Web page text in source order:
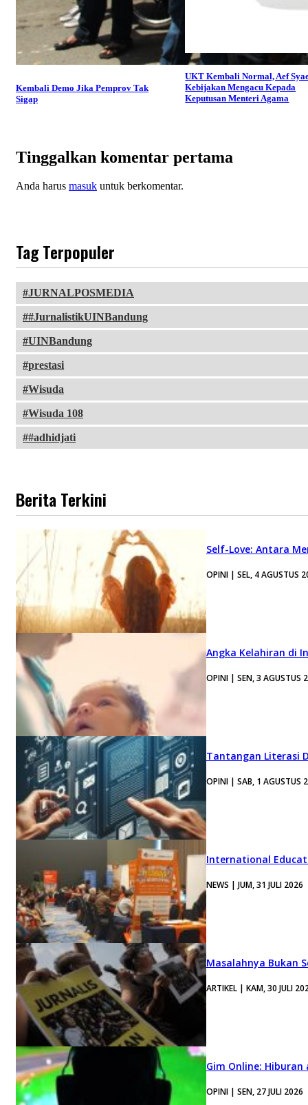
Kembali Demo Jika Pemprov Tak
Sigap
UKT Kembali Normal, Aef
Kebijakan Mengacu Kepada
Keputusan Menteri Agama
Tinggalkan komentar pertama
Anda harus masuk untuk berkomentar.
Tag Terpopuler
JURNALPOSMEDIA
#JurnalistikUINBandung
UINBandung
prestasi
Wisuda
Wisuda 108
#adhidjati
Berita Terkini
Self-Love: Antara
OPINI | SEL, 4 AGUSTUS
Angka Kelahiran di
OPINI | SEN, 3 AGUSTUS
Tantangan Literasi
OPINI | SAB, 1 AGUSTUS
International
NEWS | JUM, 31 JULI 2026
Masalahnya Bukan
ARTIKEL | KAM, 30 JULI
Gim Online:
OPINI | SEN, 27 JULI 2026